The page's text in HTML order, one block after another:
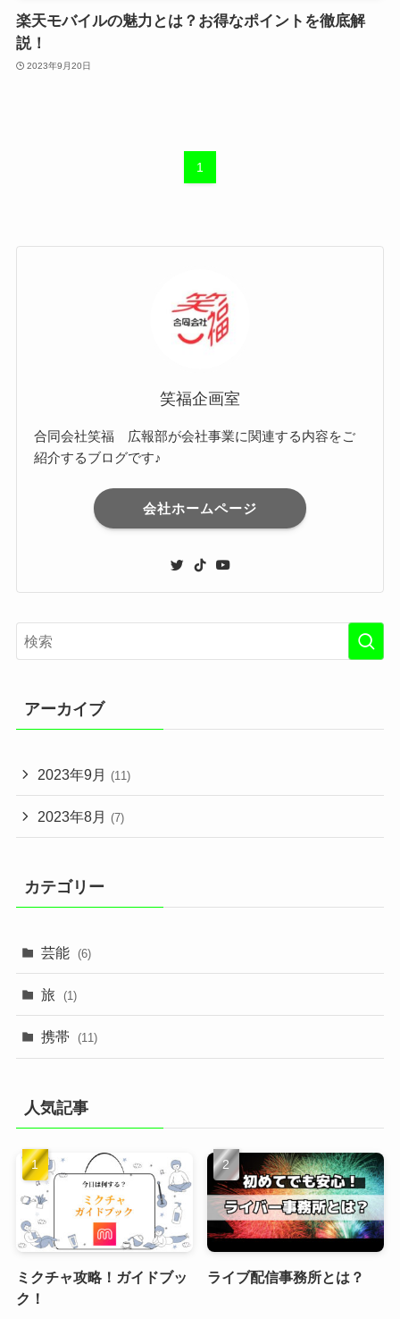
楽天モバイルの魅力とは？お得なポイントを徹底解
説！
2023年9月20日
1
笑福企画室
合同会社笑福 広報部が会社事業に関連する内容をご
紹介するブログです♪
会社ホームページ
アーカイブ
2023年9月 (11)
2023年8月 (7)
カテゴリー
芸能 (6)
旅 (1)
携帯 (11)
人気記事
ミクチャ攻略！ガイドブッ
ク！
ライブ配信事務所とは？